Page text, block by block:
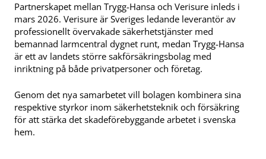
Partnerskapet mellan Trygg-Hansa och Verisure inleds i
mars 2026. Verisure är Sveriges ledande leverantör av
professionellt övervakade säkerhetstjänster med
bemannad larmcentral dygnet runt, medan Trygg-Hansa
är ett av landets större sakförsäkringsbolag med
inriktning på både privatpersoner och företag.
Genom det nya samarbetet vill bolagen kombinera sina
respektive styrkor inom säkerhetsteknik och försäkring
för att stärka det skadeförebyggande arbetet i svenska
hem.